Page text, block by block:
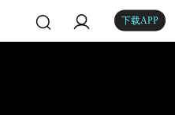
下载APP